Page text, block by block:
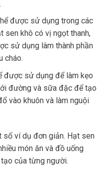
được sử dụng trong các
sen khô có vị ngọt thanh,
sử dụng làm thành phần
cháo.
được sử dụng để làm kẹo
đường và sữa đặc để tạo
vào khuôn và làm nguội
số ví dụ đơn giản. Hạt sen
món ăn và đồ uống
của từng người.